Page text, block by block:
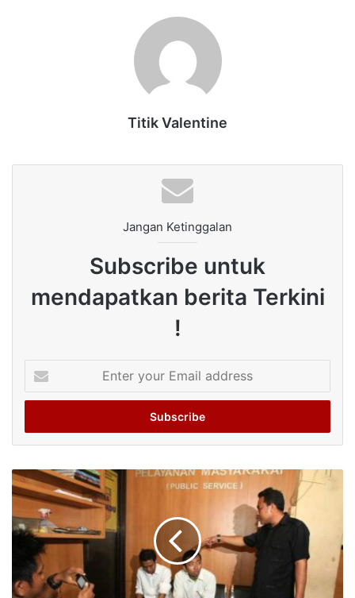
Titik Valentine
Jangan Ketinggalan
Subscribe untuk
mendapatkan berita Terkini
!
your
Email